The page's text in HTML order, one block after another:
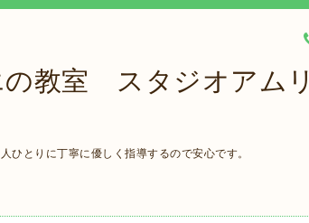
の教室 スタジオアムリ
とりに丁寧に優しく指導するので安心です。